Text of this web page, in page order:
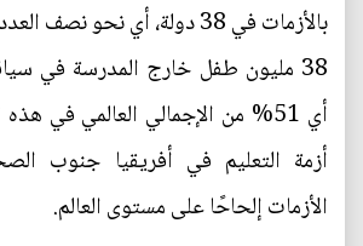
بالأزمات في 38 دولة، أي نحو
38 مليون طفل خارج المدرسة في
أي 51% من الإجمالي العالمي في
أزمة التعليم في أفريقيا جنوب
الأزمات إلحاحًا على مستوى العالم.